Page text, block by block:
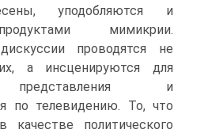
упо­добляются и
мимикрии.
проводятся не
а инсценируются для
представления и
по телевидению. То, что
политического